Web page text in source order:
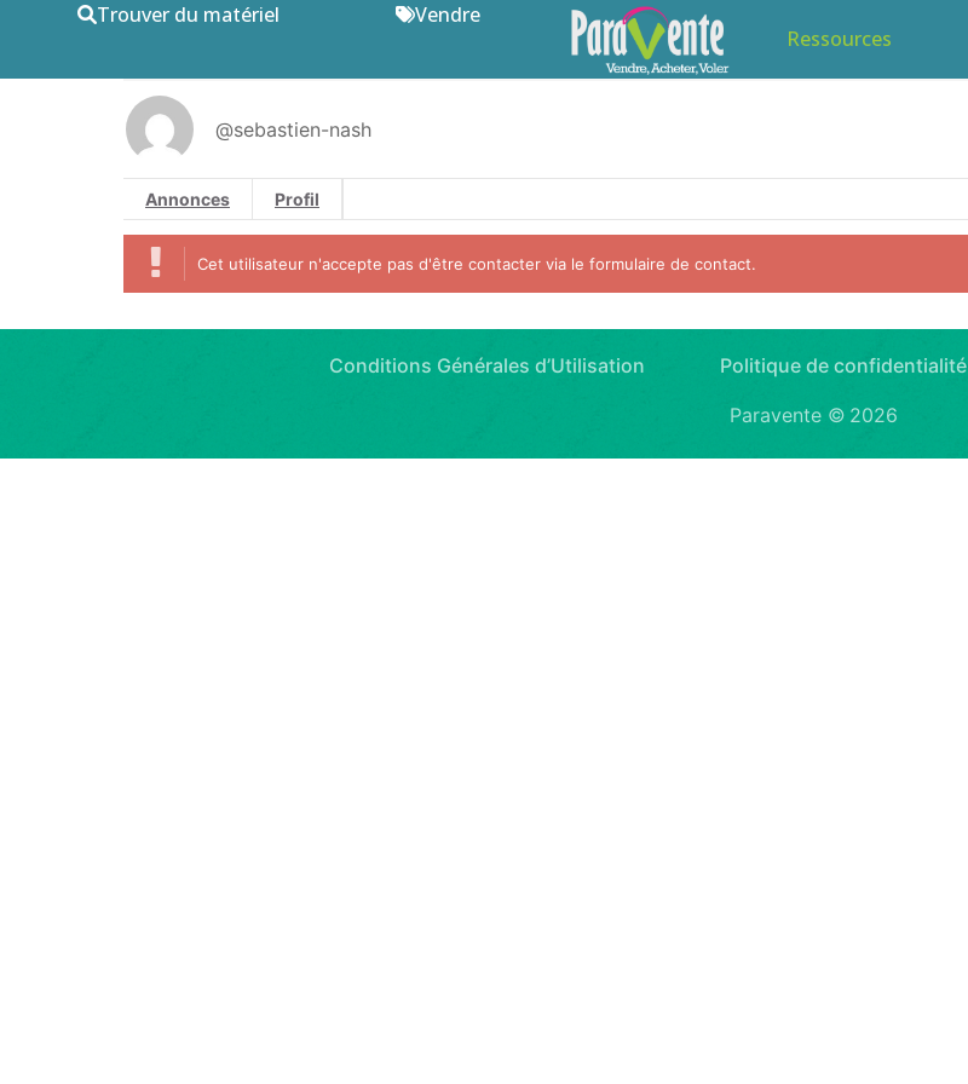
Trouver du matériel
Vendre
Ressources
@sebastien-nash
Annonces Profil
Cet utilisateur n'accepte pas d'être contacter via le formulaire de contact.
Conditions Générales d’Utilisation Politique de confidentialité
Paravente © 2026